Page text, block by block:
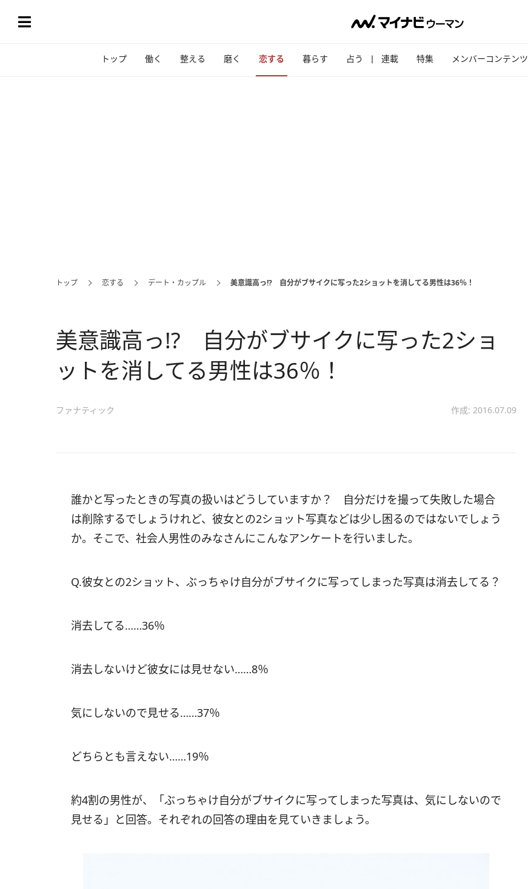
トップ 働く 整える 磨く 恋する 暮らす 占う 連載 特集 メンバーコンテンツ
トップ 恋する デート・カップル 美意識高っ!? 自分がブサイクに写った2ショットを消してる男性は36％！
美意識高っ!? 自分がブサイクに写った2ショ
ットを消してる男性は36％！
ファナティック 作成: 2016.07.09
誰かと写ったときの写真の扱いはどうしていますか？ 自分だけを撮って失敗した場合
は削除するでしょうけれど、彼女との2ショット写真などは少し困るのではないでしょう
か。そこで、社会人男性のみなさんにこんなアンケートを行いました。
Q.彼女との2ショット、ぶっちゃけ自分がブサイクに写ってしまった写真は消去してる？
消去してる……36％
消去しないけど彼女には見せない……8％
気にしないので見せる……37％
どちらとも言えない……19％
約4割の男性が、「ぶっちゃけ自分がブサイクに写ってしまった写真は、気にしないので
見せる」と回答。それぞれの回答の理由を見ていきましょう。